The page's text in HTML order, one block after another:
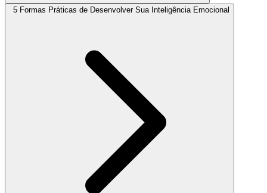
5 Formas Práticas de Desenvolver Sua Inteligência Emocional